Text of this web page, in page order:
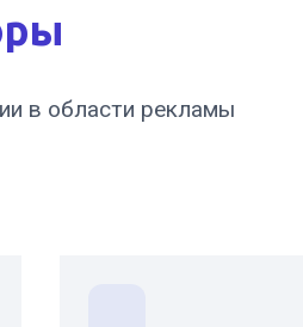
в области рекламы